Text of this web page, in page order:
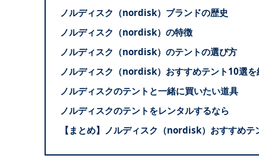
ノルディスク（nordisk）ブランドの歴史
ノルディスク（nordisk）の特徴
ノルディスク（nordisk）のテントの選び方
ノルディスク（nordisk）おすすめテント10選を
ノルディスクのテントと一緒に買いたい道具
ノルディスクのテントをレンタルするなら
【まとめ】ノルディスク（nordisk）おすすめテ